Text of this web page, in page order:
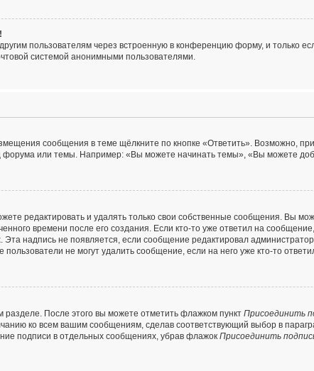
пользователям через встроенную в конференцию форму, и только
системой анонимными пользователями.
сообщения в теме щёлкните по кнопке «Ответить». Возможно,
форума или темы. Например: «Вы можете начинать темы», «Вы можете
редактировать и удалять только свои собственные сообщения. Вы
времени после его создания. Если кто-то уже ответил на
Эта надпись не появляется, если сообщение редактировал
не могут удалить сообщение, если на него уже кто-то
После этого вы можете отметить флажком пункт Присоединить
ко всем вашим сообщениям, сделав соответствующий выбор в
подписи в отдельных сообщениях, убрав флажок Присоединить